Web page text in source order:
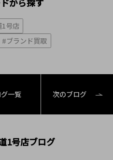
から探す
号店
#ブランド買取
一覧 次のブログ
1号店ブログ